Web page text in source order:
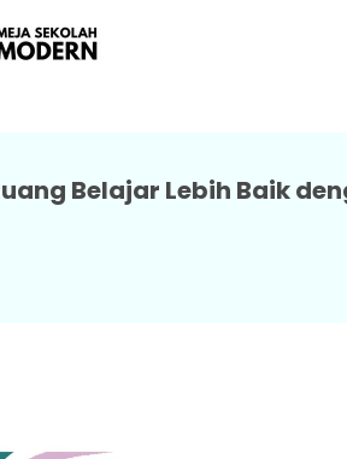
Meja
Belajar Lebih Baik